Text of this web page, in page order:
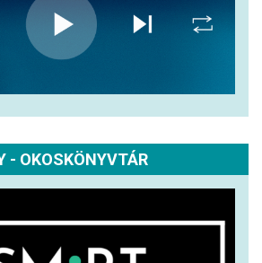
- OKOSKÖNYVTÁR